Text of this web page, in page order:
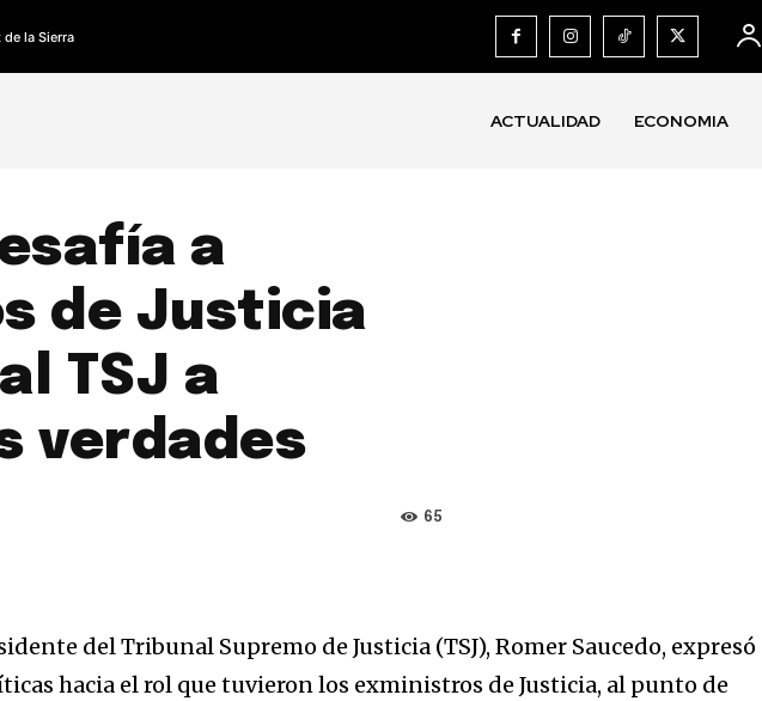
de la Sierra
ACTUALIDAD ECONOMIA
a
de Justicia
TSJ a
verdades
65
del Tribunal Supremo de Justicia (TSJ), Romer Saucedo, expresó
hacia el rol que tuvieron los exministros de Justicia, al punto de